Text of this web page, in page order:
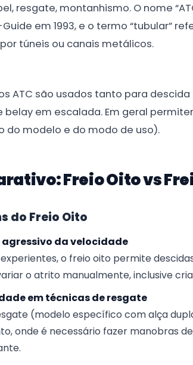
resgate, montanhismo. O nome
em 1993, e o termo “tubular”
túneis ou canais metálicos.
ATC são usados tanto para
belay em escalada. Em geral
do modelo e do modo de uso).
Freio Oito vs
do Freio Oito
da velocidade
o freio oito permite
o atrito manualmente, inclusive
em técnicas de resgate
(modelo específico com alça
onde é necessário fazer manobras